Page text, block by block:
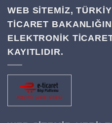
WEB SİTEMİZ,
TİCARET
ELEKTRONİK
KAYITLIDIR.